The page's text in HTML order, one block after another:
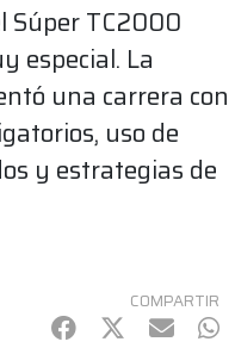
Súper TC2000
especial. La
una carrera con
uso de
y estrategias de
COMPARTIR
Facebook
Twitter
mail